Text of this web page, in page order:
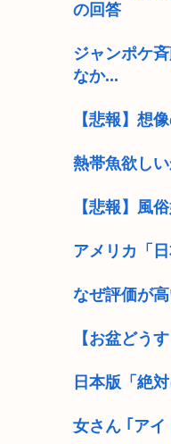
の回答
ジャンポケ
なか...
【悲報】想
熱帯魚欲し
【悲報】風
アメリカ「
なぜ評価が
【お盆どう
日本版「絶
女さん ｢ア